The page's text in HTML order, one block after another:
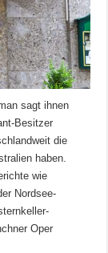
sagt ihnen
Besitzer
die
haben.
wie
Nordsee-
Oper